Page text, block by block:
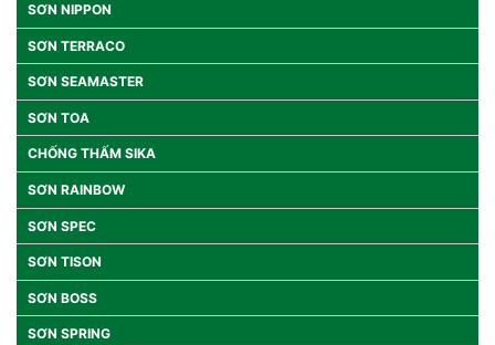
SƠN NIPPON
SƠN TERRACO
SƠN SEAMASTER
SƠN TOA
CHỐNG THẤM SIKA
SƠN RAINBOW
SƠN SPEC
SƠN TISON
SƠN BOSS
SƠN SPRING